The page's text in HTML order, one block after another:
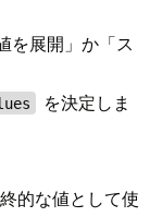
を展開」か「ス
を決定しま
的な値として使